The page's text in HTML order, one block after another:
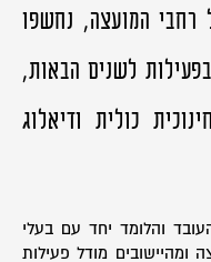
מכל רחבי המועצה, נחשפו
לשנים הבאות,
כולית ודיאלוג
והלומד יחד עם בעלי
ומהיישובים מודל פעילות